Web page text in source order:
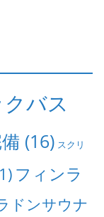
バス
(16) スクリ
フィンラ
ドンサウナ